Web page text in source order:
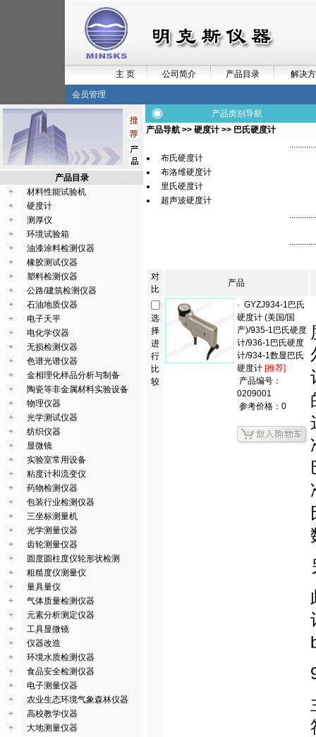
主 页 公司简介 产品目录 解决
会员管理
产品目录
材料性能试验机
硬度计
测厚仪
环境试验箱
油漆涂料检测仪器
橡胶测试仪器
塑料检测仪器
公路/建筑检测仪器
石油地质仪器
电子天平
电化学仪器
无损检测仪器
色谱光谱仪器
金相理化样品分析与制备
陶瓷等非金属材料实验设备
物理仪器
光学测试仪器
纺织仪器
显微镜
实验室常用设备
粘度计和流变仪
药物检测仪器
包装行业检测仪器
三坐标测量机
光学测量仪器
齿轮测量仪器
圆度圆柱度仪轮形状检测
粗糙度仪测量仪
量具量仪
气体质量检测仪器
元素分析测定仪器
工具显微镜
仪器改造
环境水质检测仪器
食品安全检测仪器
电子测量仪器
农业生态环境气象森林仪器
高校教学仪器
大地测量仪器
产品类别导航
产品导航 >> 硬度计 >> 巴氏硬度计
布氏硬度计
布洛维硬度计
里氏硬度计
超声波硬度计
对
比
产品
选
择
进
行
比
较
· GYZJ934-1巴氏
硬度计 (美国/国
产)/935-1巴氏硬度
计/936-1巴氏硬度
计/934-1数显巴氏
硬度计 [推荐]
产品编号：
0209001
参考价格：0